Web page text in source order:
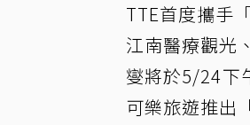
TTE首度攜手
江南醫療觀光
燮將於5/24下
可樂旅遊推出